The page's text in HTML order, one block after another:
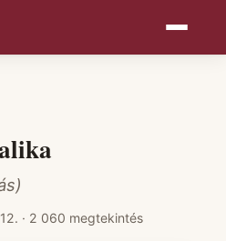
· 2 060 megtekintés